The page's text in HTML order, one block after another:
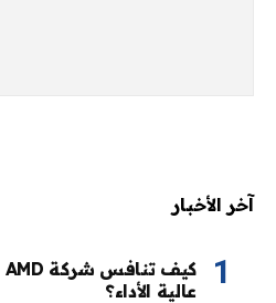
آخر الأخبار
عالية الأداء؟